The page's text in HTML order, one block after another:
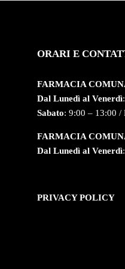
ORARI E
FARMACIA
Dal Lunedì al Venerdì
Sabato: 9:00 – 13:00 /
FARMACIA
Dal Lunedì al Venerdì
PRIVACY POLICY